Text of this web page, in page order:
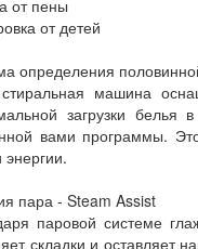
от пены
от детей
определения
машина
загрузки белья
вами программы.
пара - Steam Assist
паровой системе
складки и оставляет